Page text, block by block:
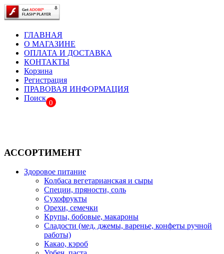
ГЛАВНАЯ
О МАГАЗИНЕ
ОПЛАТА И ДОСТАВКА
КОНТАКТЫ
Корзина
Регистрация
ПРАВОВАЯ ИНФОРМАЦИЯ
Поиск
0
АССОРТИМЕНТ
Здоровое питание
Колбаса вегетарианская и сыры
Специи, пряности, соль
Сухофрукты
Орехи, семечки
Крупы, бобовые, макароны
Сладости (мед, джемы, варенье, конфеты ручной
работы)
Какао, кэроб